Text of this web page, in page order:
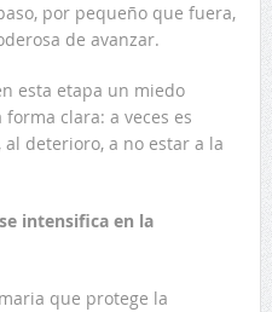
por pequeño que fuera,
de avanzar.
esta etapa un miedo
clara: a veces es
deterioro, a no estar a la
intensifica en la
que protege la